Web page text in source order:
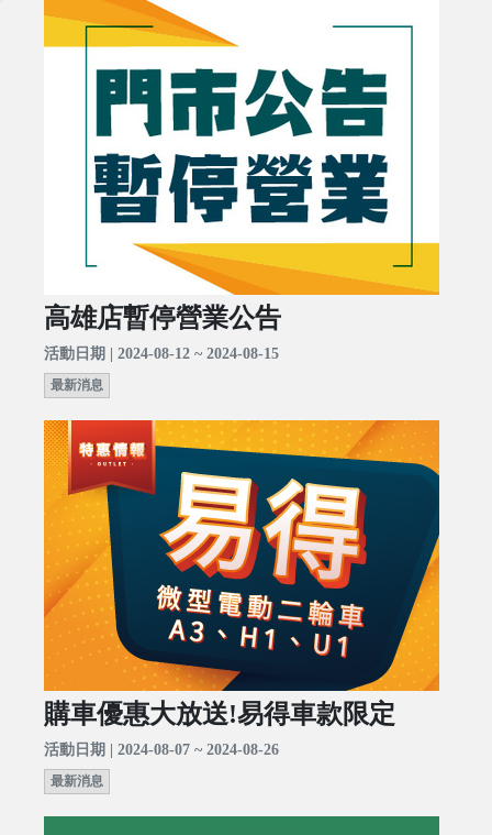
高雄店暫停營業公告
活動日期 | 2024-08-12 ~ 2024-08-15
最新消息
購車優惠大放送!易得車款限定
活動日期 | 2024-08-07 ~ 2024-08-26
最新消息